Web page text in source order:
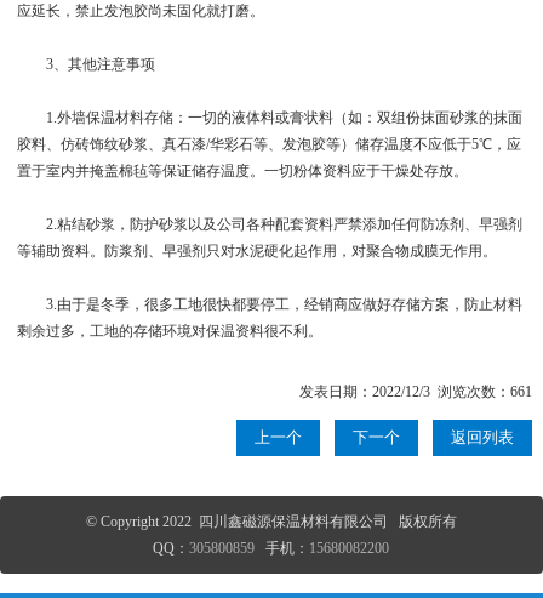
应延长，禁止发泡胶尚未固化就打磨。
3、其他注意事项
1.外墙保温材料存储：一切的液体料或膏状料（如：双组份抹面砂浆的抹面
胶料、仿砖饰纹砂浆、真石漆/华彩石等、发泡胶等）储存温度不应低于5℃，应
置于室内并掩盖棉毡等保证储存温度。一切粉体资料应于干燥处存放。
2.粘结砂浆，防护砂浆以及公司各种配套资料严禁添加任何防冻剂、早强剂
等辅助资料。防浆剂、早强剂只对水泥硬化起作用，对聚合物成膜无作用。
3.由于是冬季，很多工地很快都要停工，经销商应做好存储方案，防止材料
剩余过多，工地的存储环境对保温资料很不利。
发表日期：2022/12/3 浏览次数：661
上一个 下一个 返回列表
© Copyright 2022 四川鑫磁源保温材料有限公司 版权所有
QQ：305800859 手机： 15680082200